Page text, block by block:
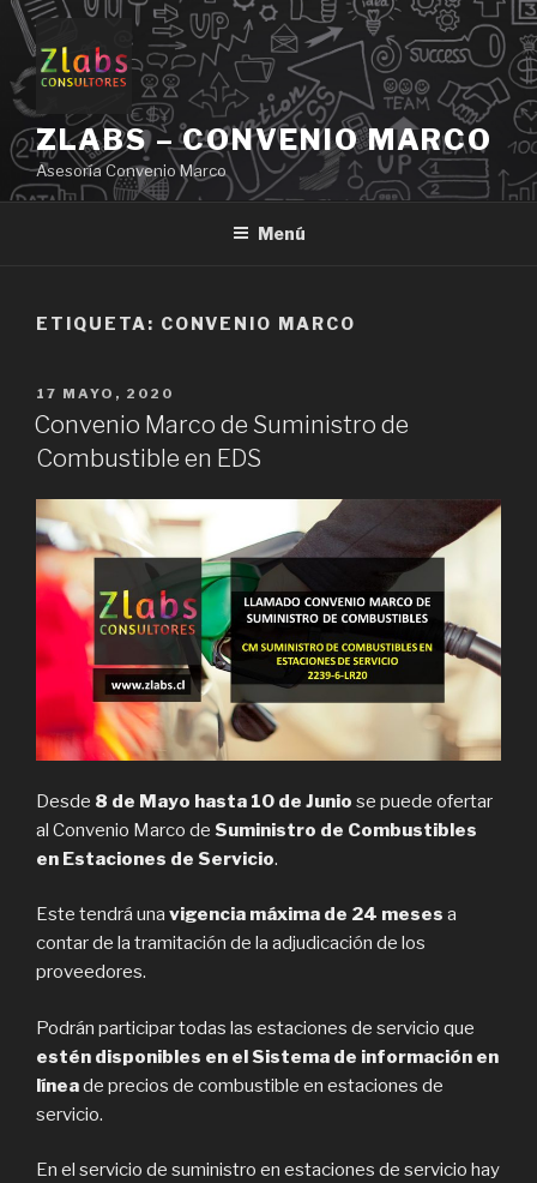
contenido
ZLABS – CONVENIO MARCO
Asesoría Convenio Marco
Menú
ETIQUETA: CONVENIO MARCO
PUBLICADO
EN
17 MAYO, 2020
Convenio Marco de Suministro de
Combustible en EDS
Desde 8 de Mayo hasta 10 de Junio se puede ofertar
al Convenio Marco de Suministro de Combustibles
en Estaciones de Servicio.
Este tendrá una vigencia máxima de 24 meses a
contar de la tramitación de la adjudicación de los
proveedores.
Podrán participar todas las estaciones de servicio que
estén disponibles en el Sistema de información en
líneade precios de combustible en estaciones de
servicio.
En el servicio de suministro en estaciones de servicio hay